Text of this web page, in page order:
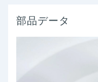
部品データ